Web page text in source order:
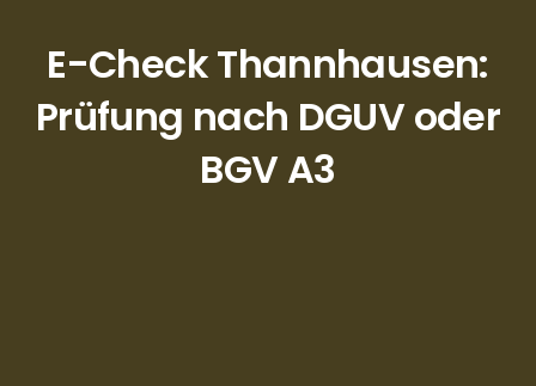
E-Check Thannhausen:
Prüfung nach DGUV oder
BGV A3